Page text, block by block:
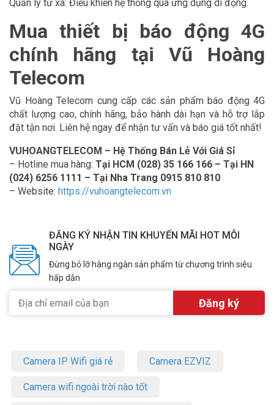
Quản lý từ xa: Điều khiển hệ thống qua ứng dụng di động.
Mua thiết bị báo động 4G
chính hãng tại Vũ Hoàng
Telecom
Vũ Hoàng Telecom cung cấp các sản phẩm báo động 4G
chất lượng cao, chính hãng, bảo hành dài hạn và hỗ trợ lắp
đặt tận nơi. Liên hệ ngay để nhận tư vấn và báo giá tốt nhất!
VUHOANGTELECOM – Hệ Thống Bán Lẻ Với Giá Sỉ
– Hotline mua hàng: Tại HCM (028) 35 166 166 – Tại HN
(024) 6256 1111 – Tại Nha Trang 0915 810 810
– Website: https://vuhoangtelecom.vn
ĐĂNG KÝ NHẬN TIN KHUYẾN MÃI HOT MỖI
NGÀY
Đừng bỏ lỡ hàng ngàn sản phẩm từ chương trình siêu
hấp dẫn
Camera IP Wifi giá rẻ Camera EZVIZ
Camera wifi ngoài trời nào tốt